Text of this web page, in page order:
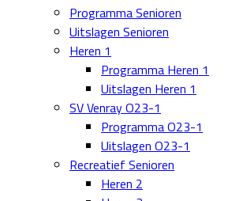
Programma Senioren
Uitslagen Senioren
Heren 1
Programma Heren 1
Uitslagen Heren 1
SV Venray O23-1
Programma O23-1
Uitslagen O23-1
Recreatief Senioren
Heren 2